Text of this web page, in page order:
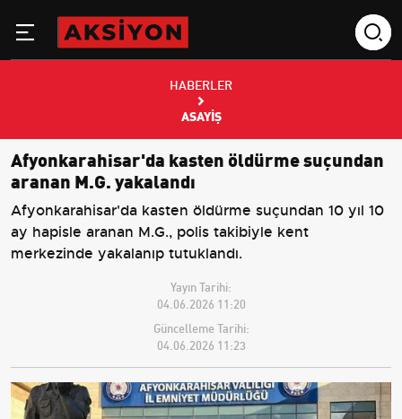
HABERLER
ASAYIŞ
Afyonkarahisar'da kasten öldürme suçundan
aranan M.G. yakalandı
Afyonkarahisar'da kasten öldürme suçundan 10 yıl 10
ay hapisle aranan M.G., polis takibiyle kent
merkezinde yakalanıp tutuklandı.
Yayın Tarihi:
04.06.2026 11:20
Güncelleme Tarihi:
04.06.2026 11:23